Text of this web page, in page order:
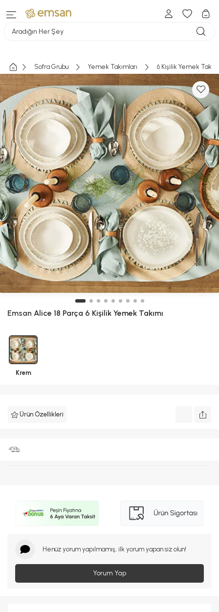
Aradığın Her Şey
Sofra Grubu Yemek Takımları 6 Kişilik Yemek
Emsan Alice 18 Parça 6 Kişilik Yemek Takımı
Krem
Ürün Özellikleri
Henüz yorum yapılmamış, ilk yorum yapan siz olun!
Yorum Yap